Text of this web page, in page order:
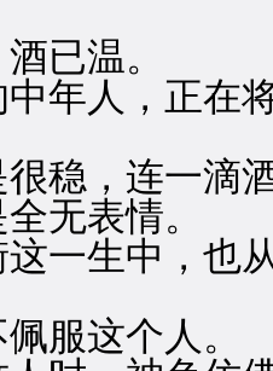
已温。
人，正在将
，连一滴
无表情。
生中，也从
这个人。